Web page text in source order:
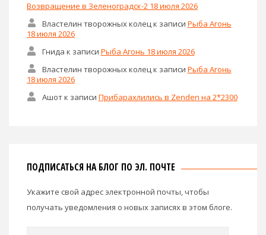
Возвращение в Зеленоградск-2 18 июля 2026
Властелин творожных колец к записи Рыба Агонь
18 июля 2026
Гнида к записи Рыба Агонь 18 июля 2026
Властелин творожных колец к записи Рыба Агонь
18 июля 2026
Ашотк записи Прибарахлились в Zenden на 2*2300
ПОДПИСАТЬСЯ НА БЛОГ ПО ЭЛ. ПОЧТЕ
Укажите свой адрес электронной почты, чтобы
получать уведомления о новых записях в этом блоге.